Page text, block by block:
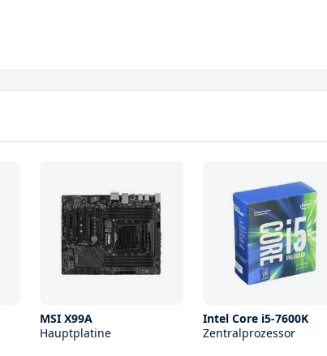
MSI X99A
Hauptplatine
Intel Core i5-7600K
Zentralprozessor